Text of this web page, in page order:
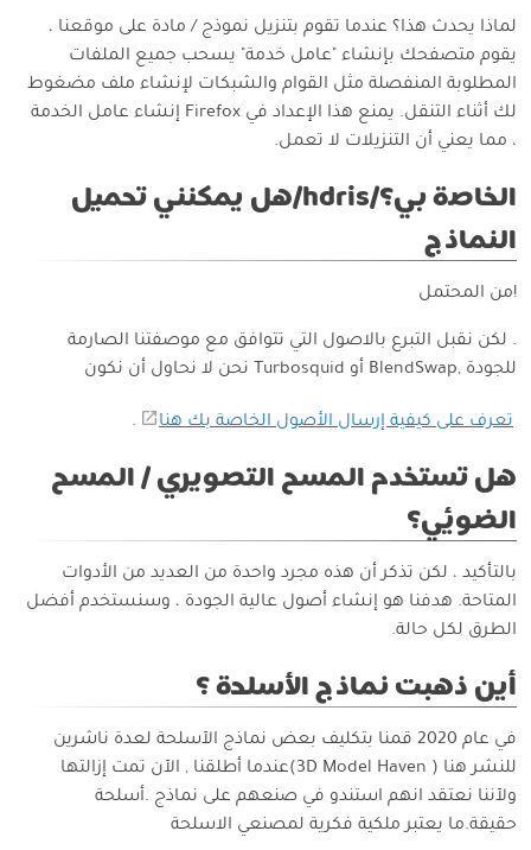
لماذا يحدث هذا؟ عندما تقوم بتنزيل نموذج / مادة على موقعنا ،
يقوم متصفحك بإنشاء "عامل خدمة" يسحب جميع الملفات
المطلوبة المنفصلة مثل القوام والشبكات لإنشاء ملف مضغوط
لك أثناء التنقل. يمنع هذا الإعداد في Firefox إنشاء عامل الخدمة
، مما يعني أن التنزيلات لا تعمل.
الخاصة بي؟/hdris/هل يمكنني تحميل
النماذج
!من المحتمل
. لكن نقبل التبرع بالاصول التي تتوافق مع موصفتنا الصارمة
للجودة ,BlendSwap أو Turbosquid نحن لا نحاول أن نكون
تعرف على كيفية إرسال الأصول الخاصة بك هنا .
هل تستخدم المسح التصويري / المسح
الضوئي؟
بالتأكيد ، لكن تذكر أن هذه مجرد واحدة من العديد من الأدوات
المتاحة. هدفنا هو إنشاء أصول عالية الجودة ، وسنستخدم أفضل
الطرق لكل حالة.
أين ذهبت نماذج الأسلحة ؟
في عام 2020 قمنا بتكليف بعض نماذج الآسلحة لعدة ناشرين
للنشر هنا ( 3D Model Haven)عندما أطلقنا , الآن تمت إزالتها
ولآننا نعتقد انهم استندو في صنعهم على نماذج .أسلحة
حقيقة.ما يعتبر ملكية فكرية لمصنعي الاسلحة